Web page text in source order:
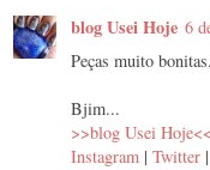
blog Usei Hoje 6
Peças muito
Bjim...
>>blog Usei Hoje<<
Instagram | Twitter |